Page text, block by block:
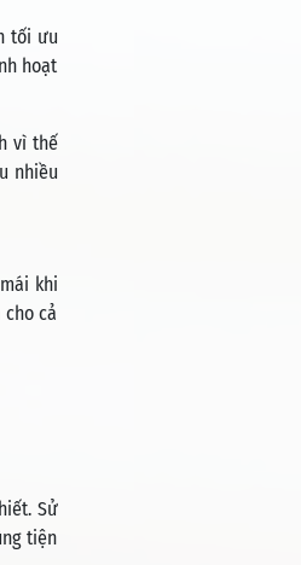
tối ưu
hoạt
vì thế
nhiều
khi
cả
Sử
tiện